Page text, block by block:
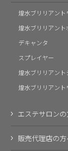
煌水ブリリアント
煌水ブリリアント
デキャンタ
スプレイヤー
煌水ブリリアン
煌水ブリリアン
エステサロン
販売代理店の方